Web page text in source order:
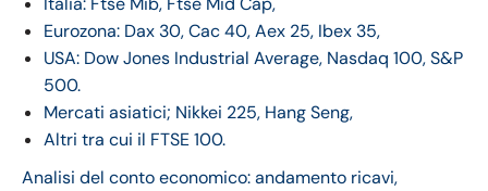
Eurozona: Dax 30, Cac 40, Aex 25, Ibex 35,
USA: Dow Jones Industrial Average, Nasdaq 100, S&P
500.
Mercati asiatici; Nikkei 225, Hang Seng,
Altri tra cui il FTSE 100.
Analisi del conto economico: andamento ricavi,